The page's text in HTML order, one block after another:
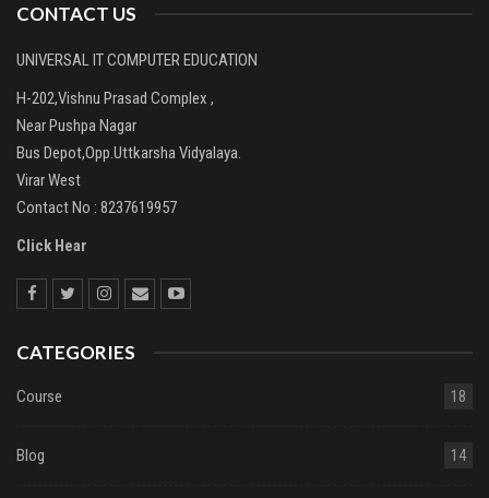
CONTACT US
UNIVERSAL IT COMPUTER EDUCATION
H-202,Vishnu Prasad Complex ,
Near Pushpa Nagar
Bus Depot,Opp.Uttkarsha Vidyalaya.
Virar West
Contact No : 8237619957
Click Hear
CATEGORIES
Course 18
Blog 14